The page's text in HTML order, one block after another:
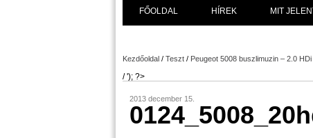
FŐOLDAL HÍREK MIT
Kezdőoldal / Teszt / Peugeot 5008 buszlimuzin – 2.0
/ '); ?>
2013 december 15.